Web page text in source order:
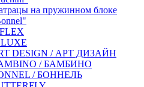
на пружинном блоке
DESIGN / АРТ ДИЗАЙН
/ БАМБИНО
/ БОННЕЛЬ